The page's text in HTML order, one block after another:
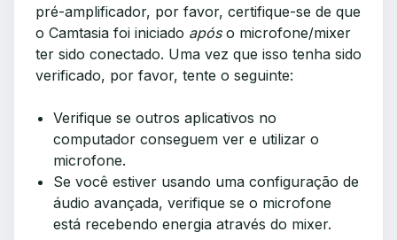
pré-amplificador, por favor, certifique-se de que
o Camtasia foi iniciado apóso microfone/mixer
ter sido conectado. Uma vez que isso tenha sido
verificado, por favor, tente o seguinte:
Verifique se outros aplicativos no
computador conseguem ver e utilizar o
microfone.
Se você estiver usando uma configuração de
áudio avançada, verifique se o microfone
está recebendo energia através do mixer.